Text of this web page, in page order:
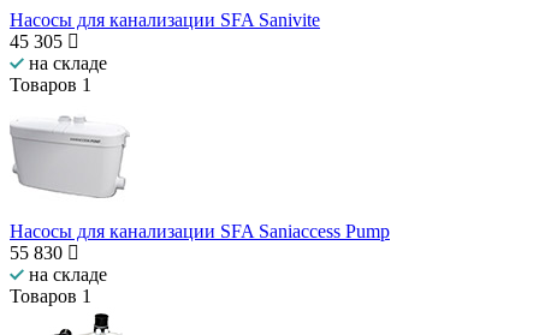
Насосы для канализации SFA Sanivite
45 305
на складе
Товаров 1
Насосы для канализации SFA Saniaccess Pump
55 830
на складе
Товаров 1